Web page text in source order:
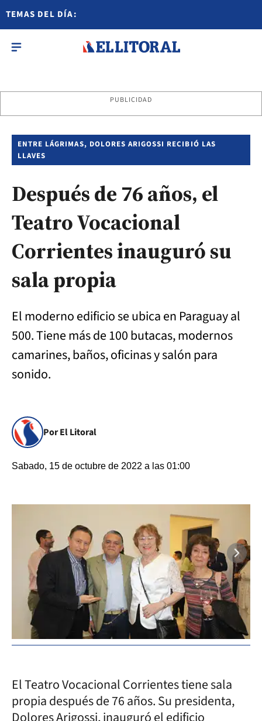
TEMAS DEL DÍA:
PUBLICIDAD
ENTRE LÁGRIMAS, DOLORES ARIGOSSI RECIBIÓ LAS
LLAVES
Después de 76 años, el
Teatro Vocacional
Corrientes inauguró su
sala propia
El moderno edificio se ubica en Paraguay al
500. Tiene más de 100 butacas, modernos
camarines, baños, oficinas y salón para
sonido.
Por El Litoral
Sabado, 15 de octubre de 2022 a las 01:00
El Teatro Vocacional Corrientes tiene sala
propia después de 76 años. Su presidenta,